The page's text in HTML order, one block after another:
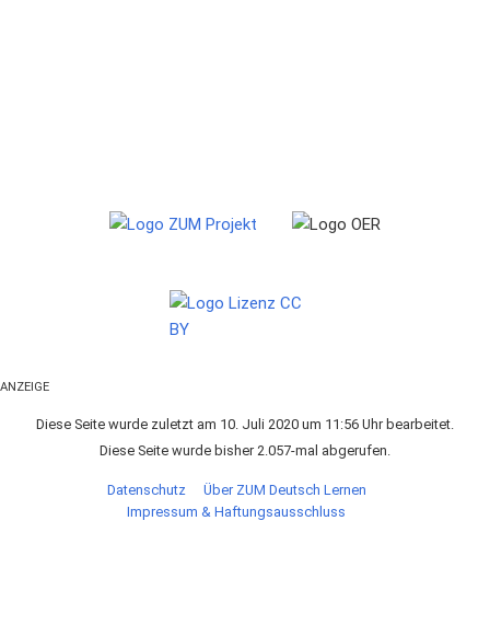
ANZEIGE
Diese Seite wurde zuletzt am 10. Juli 2020 um 11:56 Uhr bearbeitet.
Diese Seite wurde bisher 2.057-mal abgerufen.
Datenschutz
Über ZUM Deutsch Lernen
Impressum & Haftungsausschluss